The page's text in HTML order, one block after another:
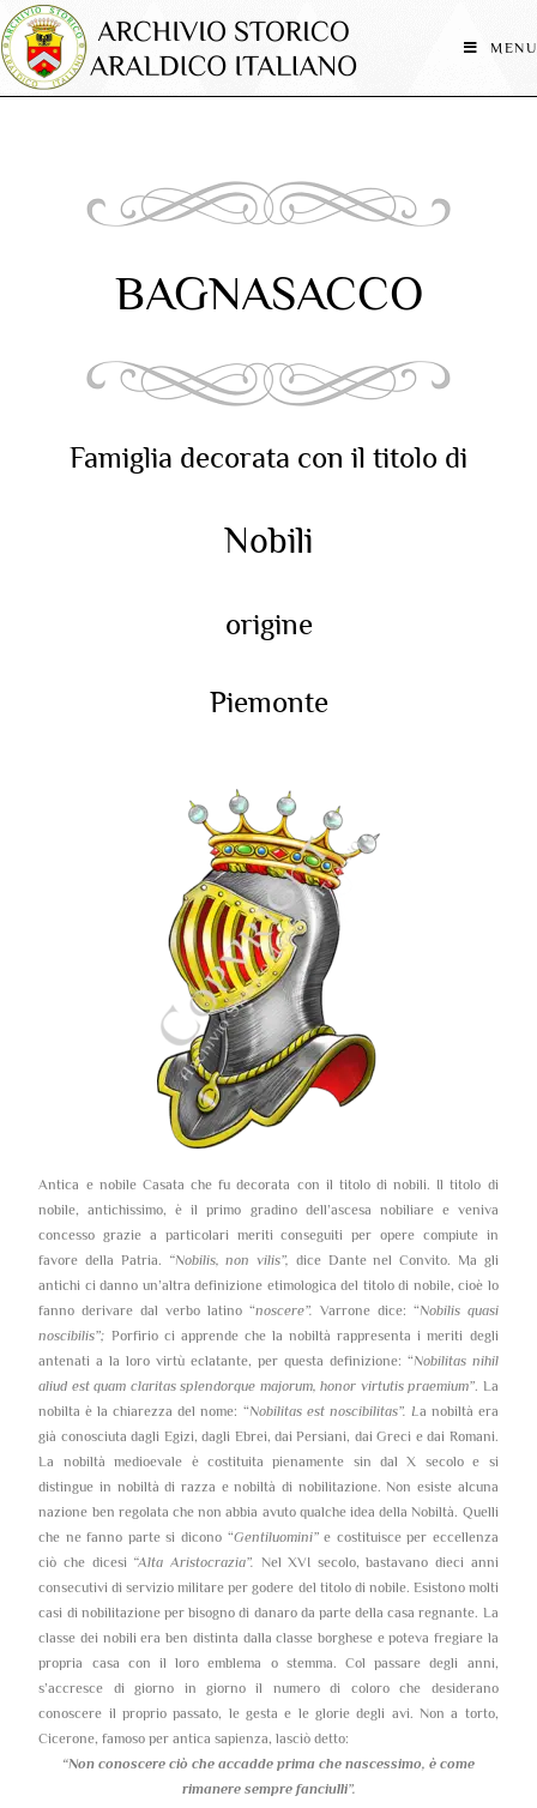
MENU
BAGNASACCO
Famiglia decorata con il titolo di
Nobili
origine
Piemonte
Antica e nobile Casata che fu decorata con il titolo di nobili. Il titolo di
nobile, antichissimo, è il primo gradino dell’ascesa nobiliare e veniva
concesso grazie a particolari meriti conseguiti per opere compiute in
favore della Patria. “Nobilis, non vilis”, dice Dante nel Convito. Ma gli
antichi ci danno un’altra definizione etimologica del titolo di nobile, cioè lo
fanno derivare dal verbo latino “noscere”. Varrone dice: “Nobilis quasi
noscibilis”; Porfirio ci apprende che la nobiltà rappresenta i meriti degli
antenati a la loro virtù eclatante, per questa definizione: “Nobilitas nihil
aliud est quam claritas splendorque majorum, honor virtutis praemium”. La
nobilta è la chiarezza del nome: “Nobilitas est noscibilitas”. La nobiltà era
già conosciuta dagli Egizi, dagli Ebrei, dai Persiani, dai Greci e dai Romani.
La nobiltà medioevale è costituita pienamente sin dal X secolo e si
distingue in nobiltà di razza e nobiltà di nobilitazione. Non esiste alcuna
nazione ben regolata che non abbia avuto qualche idea della Nobiltà. Quelli
che ne fanno parte si dicono “Gentiluomini”e costituisce per eccellenza
ciò che dicesi “Alta Aristocrazia”. Nel XVI secolo, bastavano dieci anni
consecutivi di servizio militare per godere del titolo di nobile. Esistono molti
casi di nobilitazione per bisogno di danaro da parte della casa regnante. La
classe dei nobili era ben distinta dalla classe borghese e poteva fregiare la
propria casa con il loro emblema o stemma. Col passare degli anni,
s’accresce di giorno in giorno il numero di coloro che desiderano
conoscere il proprio passato, le gesta e le glorie degli avi. Non a torto,
Cicerone, famoso per antica sapienza, lasciò detto:
“Non conoscere ciò che accadde prima che nascessimo, è come
rimanere sempre fanciulli”.